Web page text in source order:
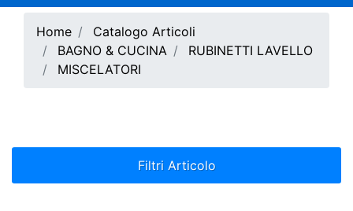
Home
Catalogo Articoli
BAGNO & CUCINA
RUBINETTI LAVELLO
MISCELATORI
Filtri Articolo